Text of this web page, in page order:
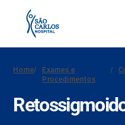
Home/
Exames e
Procedimentos
/